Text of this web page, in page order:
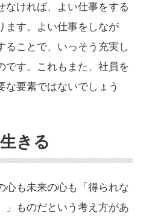
なければ、よい仕事をする
ます。よい仕事をしなが
ることで、いっそう充実し
です。これもまた、社員を
な要素ではないでしょう
きる
心も未来の心も「得られな
」ものだという考え方があ